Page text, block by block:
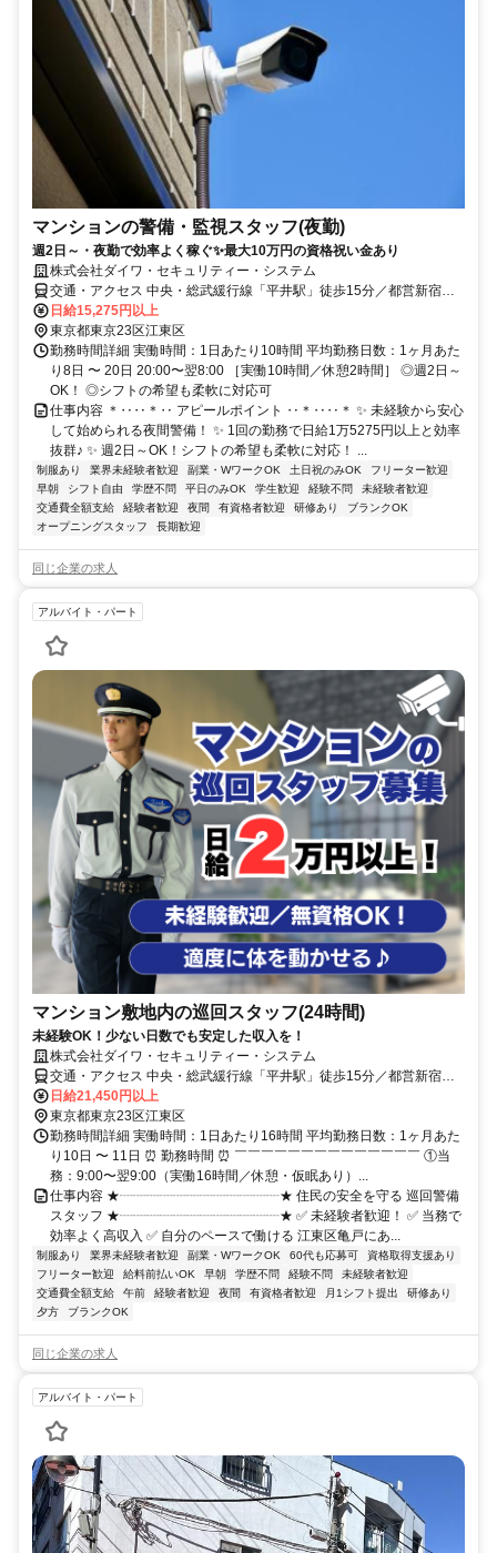
マンションの警備・監視スタッフ(夜勤)
週2日～・夜勤で効率よく稼ぐ✨最大10万円の資格祝い金あり
株式会社ダイワ・セキュリティー・システム
交通・アクセス 中央・総武緩行線「平井駅」徒歩15分／都営新宿線
「東大島駅」より徒歩17分／東武亀戸線「亀戸水神駅」より徒歩9分
日給15,275円以上
東京都東京23区江東区
勤務時間詳細 実働時間：1日あたり10時間 平均勤務日数：1ヶ月あた
り8日 〜 20日 20:00〜翌8:00 ［実働10時間／休憩2時間］ ◎週2日～
OK！ ◎シフトの希望も柔軟に対応可
仕事内容 ＊‥‥＊‥ アピールポイント ‥＊‥‥＊ ✨ 未経験から安心
して始められる夜間警備！ ✨ 1回の勤務で日給1万5275円以上と効率
抜群♪ ✨ 週2日～OK！シフトの希望も柔軟に対応！ ...
制服あり 業界未経験者歓迎 副業・WワークOK 土日祝のみOK
フリーター歓迎
早朝
シフト自由 学歴不問 平日のみOK 学生歓迎 経験不問
未経験者歓迎
交通費全額支給
経験者歓迎 夜間 有資格者歓迎 研修あり
ブランクOK
オープニングスタッフ
長期歓迎
同じ企業の求人
アルバイト・パート
マンション敷地内の巡回スタッフ(24時間)
未経験OK！少ない日数でも安定した収入を！
株式会社ダイワ・セキュリティー・システム
交通・アクセス 中央・総武緩行線「平井駅」徒歩15分／都営新宿線
「東大島駅」より徒歩17分／東武亀戸線「亀戸水神駅」より徒歩9分
日給21,450円以上
東京都東京23区江東区
勤務時間詳細 実働時間：1日あたり16時間 平均勤務日数：1ヶ月あた
り10日 〜 11日 ⏰ 勤務時間 ⏰ ￣￣￣￣￣￣￣￣￣￣￣￣￣￣ ①当
務：9:00〜翌9:00（実働16時間／休憩・仮眠あり）...
仕事内容 ★┈┈┈┈┈┈┈┈┈┈┈┈★ 住民の安全を守る 巡回警備
スタッフ ★┈┈┈┈┈┈┈┈┈┈┈┈★ ✅ 未経験者歓迎！ ✅ 当務で
効率よく高収入 ✅ 自分のペースで働ける 江東区亀戸にあ...
制服あり 業界未経験者歓迎 副業・WワークOK 60代も応募可
資格取得支援あり
フリーター歓迎
給料前払いOK 早朝 学歴不問 経験不問
未経験者歓迎
交通費全額支給
午前 経験者歓迎 夜間 有資格者歓迎 月1シフト提出
研修あり
夕方
ブランクOK
同じ企業の求人
アルバイト・パート